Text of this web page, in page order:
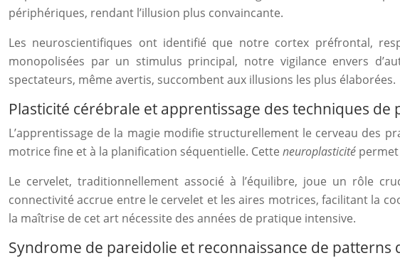
périphériques, rendant l’illusion plus convaincante.
Les neuroscientifiques ont identifié que notre cortex préfrontal,
monopolisées par un stimulus principal, notre vigilance envers
spectateurs, même avertis, succombent aux illusions les plus élaborées.
Plasticité cérébrale et apprentissage des techniques de
L’apprentissage de la magie modifie structurellement le cerveau des
motrice fine et à la planification séquentielle. Cette neuroplasticité
Le cervelet, traditionnellement associé à l’équilibre, joue un rôle
connectivité accrue entre le cervelet et les aires motrices, facilitant la
la maîtrise de cet art nécessite des années de pratique intensive.
Syndrome de pareidolie et reconnaissance de patterns